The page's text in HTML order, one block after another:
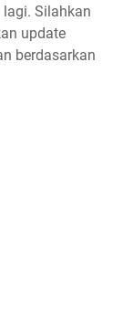
Silahkan
update
berdasarkan